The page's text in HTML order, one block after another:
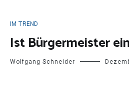
IM TREND
Ist Bürgermeister
Wolfgang Schneider